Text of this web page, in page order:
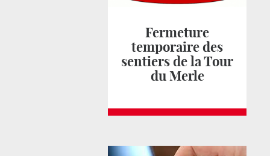
Fermeture
temporaire des
sentiers de la Tour
du Merle